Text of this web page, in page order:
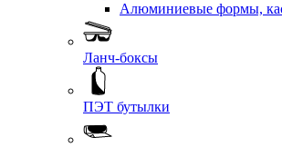
Алюминиевые формы,
Ланч-боксы
ПЭТ бутылки